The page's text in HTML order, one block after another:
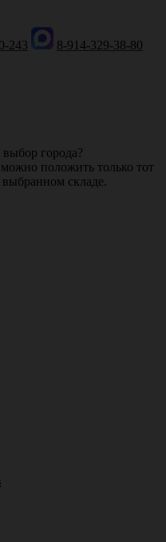
243
8-914-329-38-80
города?
положить только тот
складе.